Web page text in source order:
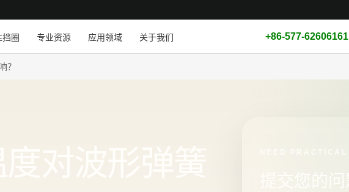
挡圈 专业资源 应用领域 关于我们 +86-577-62606161
？